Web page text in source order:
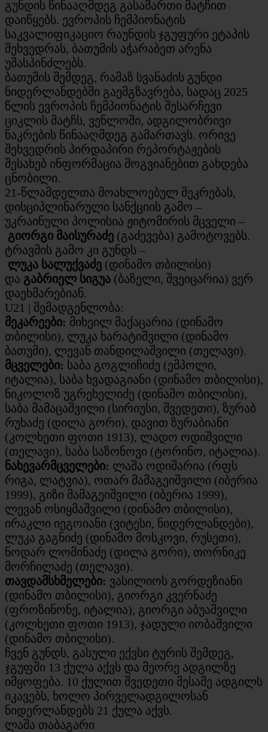
გუნდის წინააღმდეგ გასამართი მატჩით
დაიწყებს. ევროპის ჩემპიონატის
საკვალიფიკაციო რაუნდის ჯგუფური ეტაპის
შეხვედრას, ბათუმის აჭარაბეთ არენა
უმასპინძლებს.
ბათუმის შემდეგ, რამაზ სვანაძის გუნდი
ნიდერლანდებში გაემგზავრება, სადაც 2025
წლის ევროპის ჩემპიონატის შესარჩევი
ციკლის მატჩს, ვენლოში, ადგილობრივი
ნაკრების წინააღმდეგ გამართავს. ორივე
შეხვედრის პირდაპირი რეპორტაჟების
შესახებ ინფორმაცია მოგვიანებით გახდება
ცნობილი.
21-წლამდელთა მოახლოებულ შეკრებას,
დისციპლინარული სანქციის გამო –
უკრაინული პოლისია ჟიტომირის მცველი –
გიორგი მაისურაძე (გაძევება) გამოტოვებს.
ტრავმის გამო კი გუნდს –
ლუკა სალუქვაძე (დინამო თბილისი)
და გაბრიელ სიგუა (ბაზელი, შვეიცარია) ვერ
დაეხმარებიან.
U21 | შემადგენლობა:
მეკარეები: მიხეილ მაქაცარია (დინამო
თბილისი), ლუკა ხარატიშვილი (დინამო
ბათუმი), ლევან თანდილაშვილი (თელავი).
მცველები: საბა გოგლიჩიძე (ემპოლი,
იტალია), საბა ხვადაგიანი (დინამო თბილისი),
ნიკოლოზ უგრეხელიძე (დინამო თბილისი),
საბა მამაცაშვილი (სირიუსი, შვედეთი), ზურაბ
რუხაძე (დილა გორი), დავით ზურაბიანი
(კოლხეთი ფოთი 1913), ლადო ოდიშვილი
(თელავი), საბა საზონოვი (ტორინო, იტალია).
ნახევარმცველები: ლაშა ოდიშარია (რფს
რიგა, ლატვია), ოთარ მამაგეიშვილი (იბერია
1999), გიზი მამაგეიშვილი (იბერია 1999),
ლევან ოსიყმაშვილი (დინამო თბილისი),
ირაკლი იეგოიანი (ვიტესი, ნიდერლანდები),
ლუკა გაგნიძე (დინამო მოსკოვი, რუსეთი),
ნოდარ ლომინაძე (დილა გორი), თორნიკე
მორჩილაძე (თელავი).
თავდამსხმელები: ვასილიოს გორდეზიანი
(დინამო თბილისი), გიორგი კვერნაძე
(ფროზინონე, იტალია), გიორგი აბუაშვილი
(კოლხეთი ფოთი 1913), ჯადული იობაშვილი
(დინამო თბილისი).
ჩვენ გუნდს, გასული ექვსი ტურის შემდეგ,
ჯგუფში 13 ქულა აქვს და მეორე ადგილზე
იმყოფება. 10 ქულით შვედეთი მესამე ადგილს
იკავებს, ხოლო პირველადგილოსან
ნიდერლანდებს 21 ქულა აქვს.
ლაშა თაბაგარი